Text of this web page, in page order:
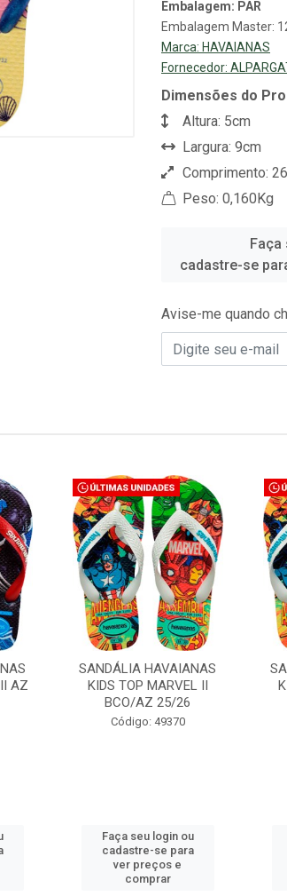
Embalagem: PAR
Embalagem Master:
Marca: HAVAIANAS
Fornecedor:
Dimensões do
Altura: 5cm
Largura: 9cm
Comprimento:
Peso: 0,160Kg
Faça
cadastre-se
Avise-me quando
AZ
SANDÁLIA HAVAIANAS
KIDS TOP MARVEL II
BCO/AZ 25/26
Código: 49370
Faça seu login ou
cadastre-se para
ver preços e
comprar